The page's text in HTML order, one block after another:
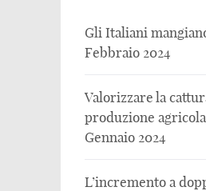
Gli Italiani
Febbraio 2024
Valorizzare la
produzione
Gennaio 2024
L’incremento a